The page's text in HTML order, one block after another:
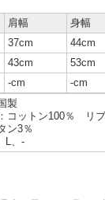
肩幅 身幅
37cm 44cm
43cm 53cm
-cm -cm
製
コットン100％ リ
ン3％
L、‐